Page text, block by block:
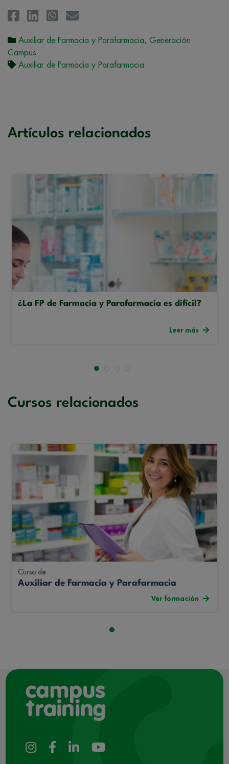
Auxiliar de Farmacia y Parafarmacia, Generación
Campus
Auxiliar de Farmacia y Parafarmacia
Artículos relacionados
¿La FP de Farmacia y Parafarmacia es difícil?
Leer más
Cursos relacionados
Curso de
Auxiliar de Farmacia y Parafarmacia
Ver formación